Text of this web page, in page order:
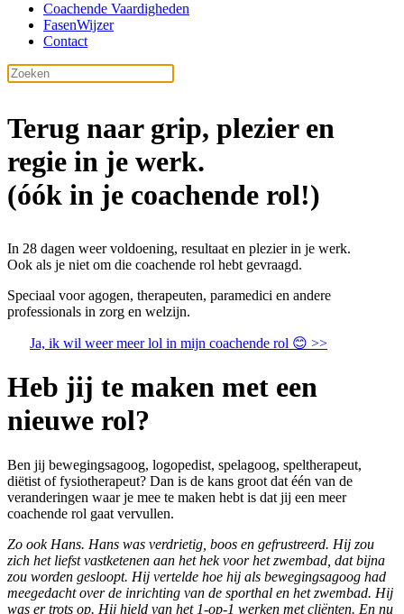
Coachende Vaardigheden
FasenWijzer
Contact
Terug naar grip, plezier en
regie in je werk.
(óók in je coachende rol!)
In 28 dagen weer voldoening, resultaat en plezier in je werk.
Ook als je niet om die coachende rol hebt gevraagd.
Speciaal voor agogen, therapeuten, paramedici en andere
professionals in zorg en welzijn.
Ja, ik wil weer meer lol in mijn coachende rol 😊 >>
Heb jij te maken met een
nieuwe rol?
Ben jij bewegingsagoog, logopedist, spelagoog, speltherapeut,
diëtist of fysiotherapeut? Dan is de kans groot dat één van de
veranderingen waar je mee te maken hebt is dat jij een meer
coachende rol gaat vervullen.
Zo ook Hans. Hans was verdrietig, boos en gefrustreerd. Hij zou
zich het liefst vastketenen aan het hek voor het zwembad, dat bijna
zou worden gesloopt. Hij vertelde hoe hij als bewegingsagoog had
meegedacht over de inrichting van de sporthal en het zwembad. Hij
was er trots op. Hij hield van het 1-op-1 werken met cliënten. En nu